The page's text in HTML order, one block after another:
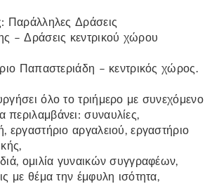
Παράλληλες Δράσεις
– Δράσεις κεντρικού χώρου
Παπαστεριάδη – κεντρικός χώρος.
όλο το τριήμερο με συνεχόμενο
συναυλίες,
εργαστήριο αργαλειού, εργαστήριο
ομιλία γυναικών συγγραφέων,
με θέμα την έμφυλη ισότητα,